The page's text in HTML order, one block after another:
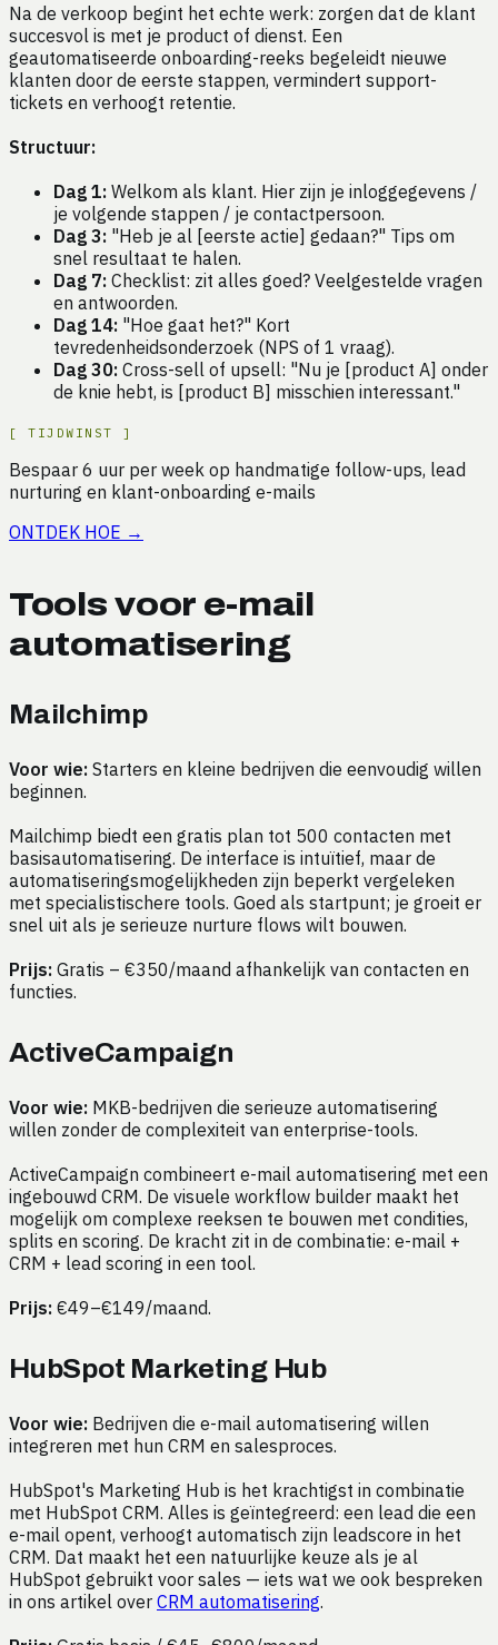
Na de verkoop begint het echte werk: zorgen dat de klant
succesvol is met je product of dienst. Een
geautomatiseerde onboarding-reeks begeleidt nieuwe
klanten door de eerste stappen, vermindert support-
tickets en verhoogt retentie.
Structuur:
Dag 1: Welkom als klant. Hier zijn je inloggegevens /
je volgende stappen / je contactpersoon.
Dag 3: "Heb je al [eerste actie] gedaan?" Tips om
snel resultaat te halen.
Dag 7: Checklist: zit alles goed? Veelgestelde vragen
en antwoorden.
Dag 14: "Hoe gaat het?" Kort
tevredenheidsonderzoek (NPS of 1 vraag).
Dag 30: Cross-sell of upsell: "Nu je [product A] onder
de knie hebt, is [product B] misschien interessant."
[TIJDWINST ]
Bespaar 6 uur per week op handmatige follow-ups, lead
nurturing en klant-onboarding e-mails
ONTDEK HOE →
Tools voor e-mail
automatisering
Mailchimp
Voor wie: Starters en kleine bedrijven die eenvoudig willen
beginnen.
Mailchimp biedt een gratis plan tot 500 contacten met
basisautomatisering. De interface is intuïtief, maar de
automatiseringsmogelijkheden zijn beperkt vergeleken
met specialistischere tools. Goed als startpunt; je groeit er
snel uit als je serieuze nurture flows wilt bouwen.
Prijs: Gratis – €350/maand afhankelijk van contacten en
functies.
ActiveCampaign
Voor wie: MKB-bedrijven die serieuze automatisering
willen zonder de complexiteit van enterprise-tools.
ActiveCampaign combineert e-mail automatisering met een
ingebouwd CRM. De visuele workflow builder maakt het
mogelijk om complexe reeksen te bouwen met condities,
splits en scoring. De kracht zit in de combinatie: e-mail +
CRM + lead scoring in een tool.
Prijs: €49–€149/maand.
HubSpot Marketing Hub
Voor wie: Bedrijven die e-mail automatisering willen
integreren met hun CRM en salesproces.
HubSpot's Marketing Hub is het krachtigst in combinatie
met HubSpot CRM. Alles is geïntegreerd: een lead die een
e-mail opent, verhoogt automatisch zijn leadscore in het
CRM. Dat maakt het een natuurlijke keuze als je al
HubSpot gebruikt voor sales — iets wat we ook bespreken
in ons artikel over CRM automatisering.